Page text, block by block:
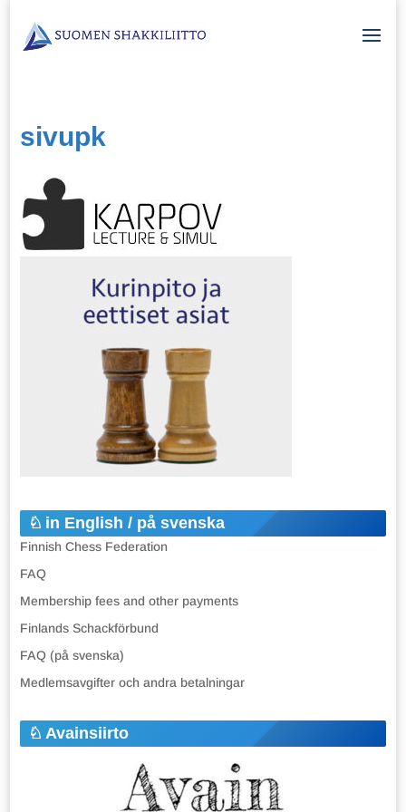
sivupk
in English / på svenska
Finnish Chess Federation
FAQ
Membership fees and other payments
Finlands Schackförbund
FAQ (på svenska)
Medlemsavgifter och andra betalningar
Avainsiirto